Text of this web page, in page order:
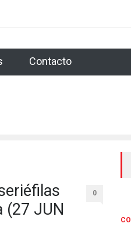
eres, Liza?
imposible es posible
The Flash 4x23 Season Finale:
Contacto
(27 JUN
0